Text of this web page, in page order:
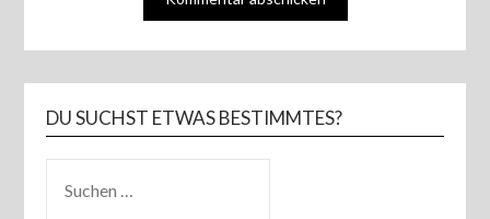
DU SUCHST ETWAS BESTIMMTES?
NACH: